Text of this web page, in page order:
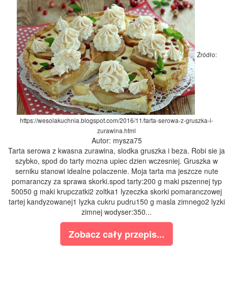
Źródło:
https://wesolakuchnia.blogspot.com/2016/11/tarta-serowa-z-gruszka-i-
zurawina.html
Autor: mysza75
Tarta serowa z kwasna zurawina, slodka gruszka i beza. Robi sie ja
szybko, spod do tarty mozna upiec dzien wczesniej. Gruszka w
serniku stanowi idealne polaczenie. Moja tarta ma jeszcze nute
pomaranczy za sprawa skorki.spod tarty:200 g maki pszennej typ
50050 g maki krupczatki2 zoltka1 lyzeczka skorki pomaranczowej
tartej kandyzowanej1 lyzka cukru pudru150 g masla zimnego2 lyzki
zimnej wodyser:350...
Zobacz cały przepis...